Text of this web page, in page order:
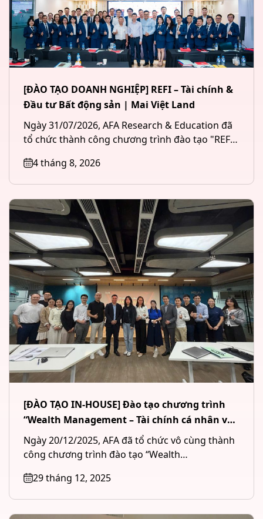
[ĐÀO TẠO DOANH NGHIỆP] REFI – Tài chính &
Đầu tư Bất động sản | Mai Việt Land
Ngày 31/07/2026, AFA Research & Education đã
tổ chức thành công chương trình đào tạo "REFI
4 tháng 8, 2026
[ĐÀO TẠO IN-HOUSE] Đào tạo chương trình
“Wealth Management – Tài chính cá nhân và
Quản lý tài sản đầu tư” cho Công ty CP Chứng
khoán MB (MBS) tại Hà Nội
Ngày 20/12/2025, AFA đã tổ chức vô cùng thành
công chương trình đào tạo “Wealth
29 tháng 12, 2025